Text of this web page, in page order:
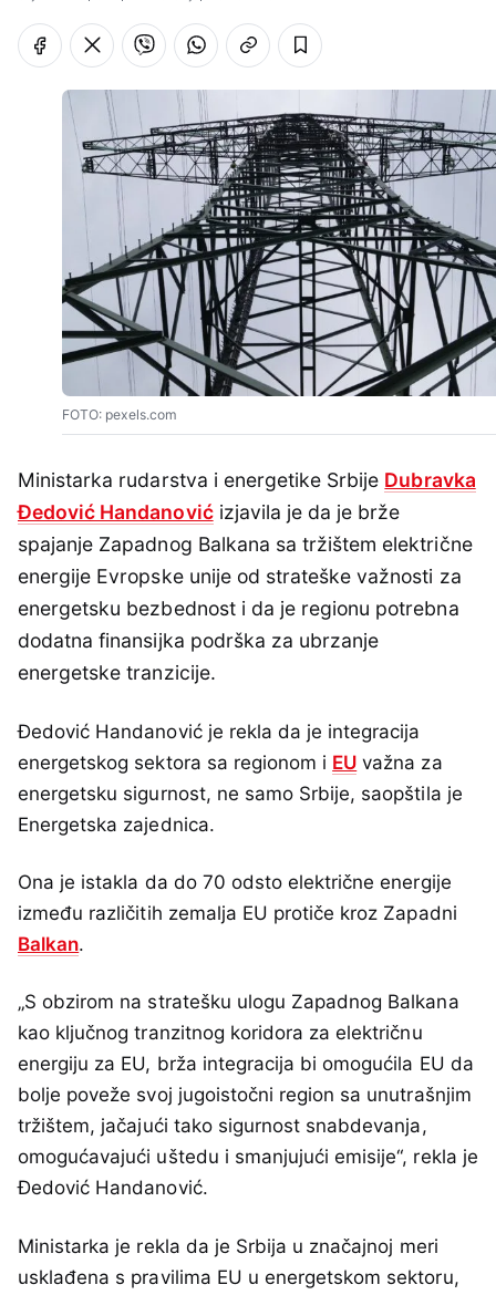
FOTO: pexels.com
Ministarka rudarstva i energetike Srbije Dubravka
Đedović Handanovićizjavila je da je brže
spajanje Zapadnog Balkana sa tržištem električne
energije Evropske unije od strateške važnosti za
energetsku bezbednost i da je regionu potrebna
dodatna finansijka podrška za ubrzanje
energetske tranzicije.
Đedović Handanović je rekla da je integracija
energetskog sektora sa regionom i EU važna za
energetsku sigurnost, ne samo Srbije, saopštila je
Energetska zajednica.
Ona je istakla da do 70 odsto električne energije
između različitih zemalja EU protiče kroz Zapadni
Balkan.
„S obzirom na stratešku ulogu Zapadnog Balkana
kao ključnog tranzitnog koridora za električnu
energiju za EU, brža integracija bi omogućila EU da
bolje poveže svoj jugoistočni region sa unutrašnjim
tržištem, jačajući tako sigurnost snabdevanja,
omogućavajući uštedu i smanjujući emisije“, rekla je
Đedović Handanović.
Ministarka je rekla da je Srbija u značajnoj meri
usklađena s pravilima EU u energetskom sektoru,